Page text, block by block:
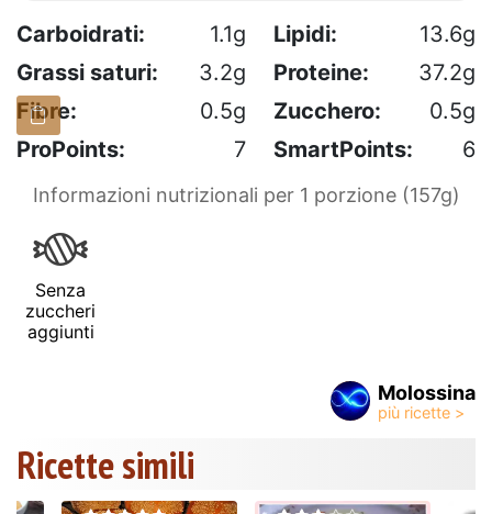
Carboidrati: 1.1g Lipidi:
13.6g
Grassi saturi:
3.2g Proteine:
37.2g
Fibre:
0.5g Zucchero:
0.5g
ProPoints:
7 SmartPoints: 6
Informazioni nutrizionali per 1 porzione (157g)
Senza
zuccheri
aggiunti
Molossina
Ricette simili